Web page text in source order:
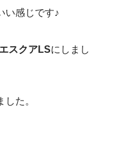
い感じです♪
スクアLSにしまし
た。